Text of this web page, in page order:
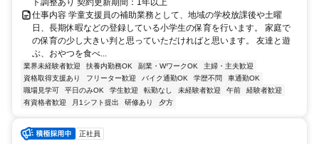
仕事内容 学童支援員の補助業務として、地域の学校放課後や土曜
日、長期休暇などの登録している小学生の保育を行います。 家庭で
の保育の少し大きい判と思っていただければと思います。 友達と遊
ぶ、おやつを食べ...
業界未経験者歓迎 扶養内勤務OK 副業・WワークOK
主婦・主夫歓迎
資格取得支援あり
フリーター歓迎 バイク通勤OK 学歴不問
車通勤OK
職場見学可
平日のみOK 学生歓迎 転勤なし 未経験者歓迎 午前
経験者歓迎
有資格者歓迎
月1シフト提出 研修あり 夕方
正社員